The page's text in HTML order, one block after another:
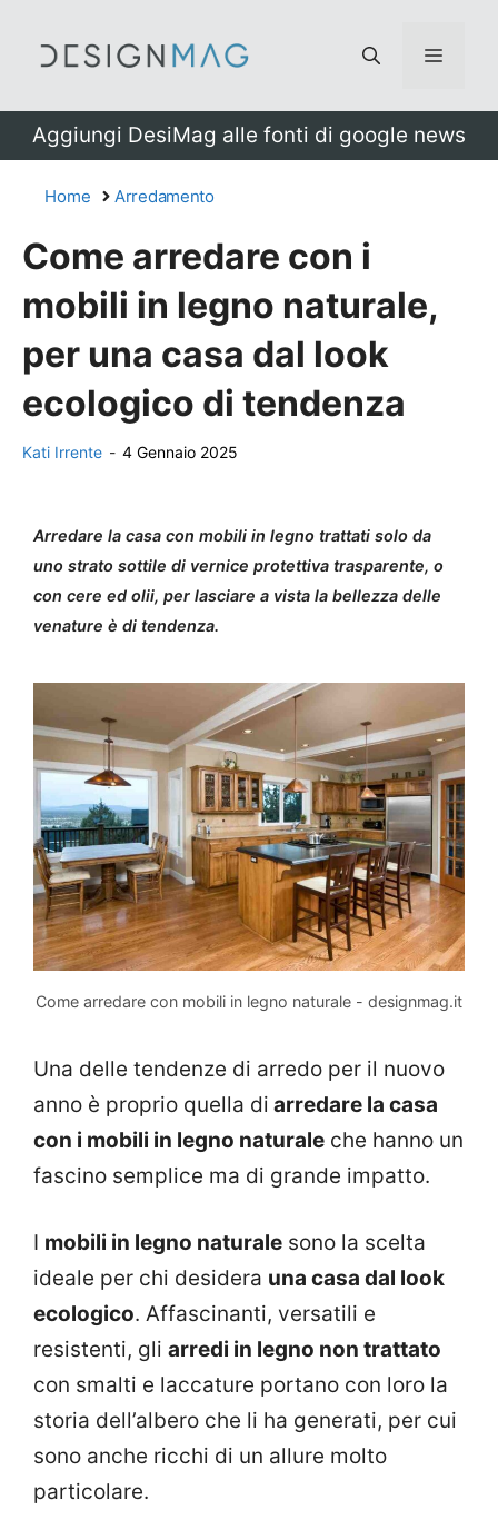
Menu
Aggiungi DesiMag alle fonti di google news
Home Arredamento
Come arredare con i
mobili in legno naturale,
per una casa dal look
ecologico di tendenza
Kati Irrente - 4 Gennaio 2025
Arredare la casa con mobili in legno trattati solo da
uno strato sottile di vernice protettiva trasparente, o
con cere ed olii, per lasciare a vista la bellezza delle
venature è di tendenza.
Come arredare con mobili in legno naturale - designmag.it
Una delle tendenze di arredo per il nuovo
anno è proprio quella di arredare la casa
con i mobili in legno naturale che hanno un
fascino semplice ma di grande impatto.
I mobili in legno naturale sono la scelta
ideale per chi desidera una casa dal look
ecologico. Affascinanti, versatili e
resistenti, gli arredi in legno non trattato
con smalti e laccature portano con loro la
storia dell’albero che li ha generati, per cui
sono anche ricchi di un allure molto
particolare.